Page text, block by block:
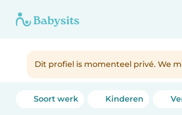
Dit profiel is momenteel privé. We
Soort werk Kinderen